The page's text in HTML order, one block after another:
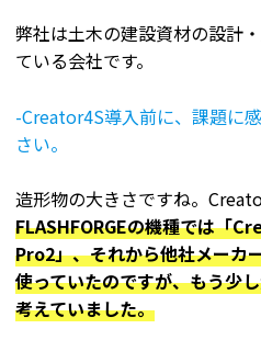
弊社は土木の建設資材の設計
ている会社です。
-Creator4S導入前に、課題に
さい。
造形物の大きさですね。
FLASHFORGEの機種では「
Pro2」、それから他社メーカ
使っていたのですが、もう少
考えていました。